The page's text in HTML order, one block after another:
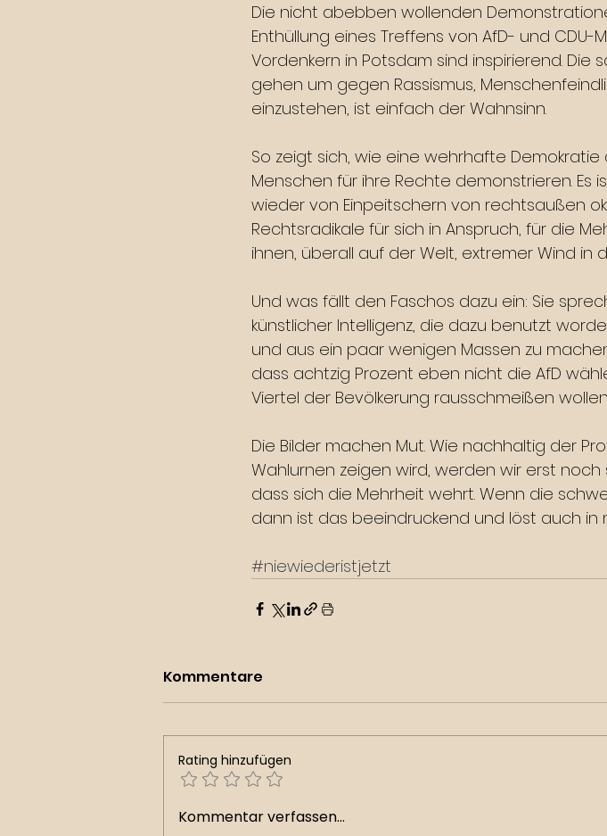
Die nicht abebben wollenden
Enthüllung eines Treffens von AfD- und
Vordenkern in Potsdam sind inspirierend. Die
gehen um gegen Rassismus,
einzustehen, ist einfach der Wahnsinn.
So zeigt sich, wie eine wehrhafte
Menschen für ihre Rechte demonstrieren. Es
wieder von Einpeitschern von rechtsaußen
Rechtsradikale für sich in Anspruch, für die
ihnen, überall auf der Welt, extremer Wind in
Und was fällt den Faschos dazu ein: Sie
künstlicher Intelligenz, die dazu benutzt
und aus ein paar wenigen Massen zu
dass achtzig Prozent eben nicht die AfD
Viertel der Bevölkerung rausschmeißen
Die Bilder machen Mut. Wie nachhaltig der
Wahlurnen zeigen wird, werden wir erst noch
dass sich die Mehrheit wehrt. Wenn die
dann ist das beeindruckend und löst auch in
#niewiederistjetzt
Kommentare
Rating hinzufügen
Kommentar verfassen...